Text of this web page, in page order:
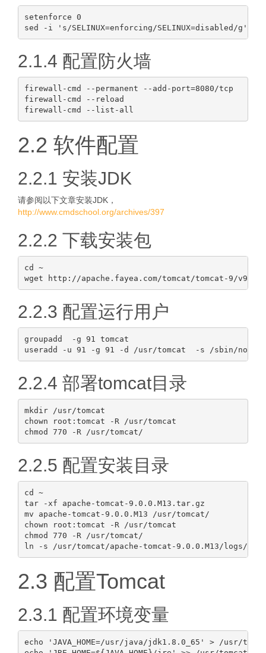
setenforce 0
2.1.4 配置防火墙
firewall-cmd --permanent --add-port=8080/tcp
firewall-cmd --reload
2.2 软件配置
2.2.1 安装JDK
请参阅以下文章安装JDK，
http://www.cmdschool.org/archives/397
2.2.2 下载安装包
cd ~
2.2.3 配置运行用户
groupadd  -g 91 tomcat
2.2.4 部署tomcat目录
mkdir /usr/tomcat
chown root:tomcat -R /usr/tomcat
2.2.5 配置安装目录
cd ~
tar -xf apache-tomcat-9.0.0.M13.tar.gz
mv apache-tomcat-9.0.0.M13 /usr/tomcat/
chown root:tomcat -R /usr/tomcat
chmod 770 -R /usr/tomcat/
2.3 配置Tomcat
2.3.1 配置环境变量
echo 'JAVA_HOME=/usr/java/jdk1.8.0_65' > /usr/